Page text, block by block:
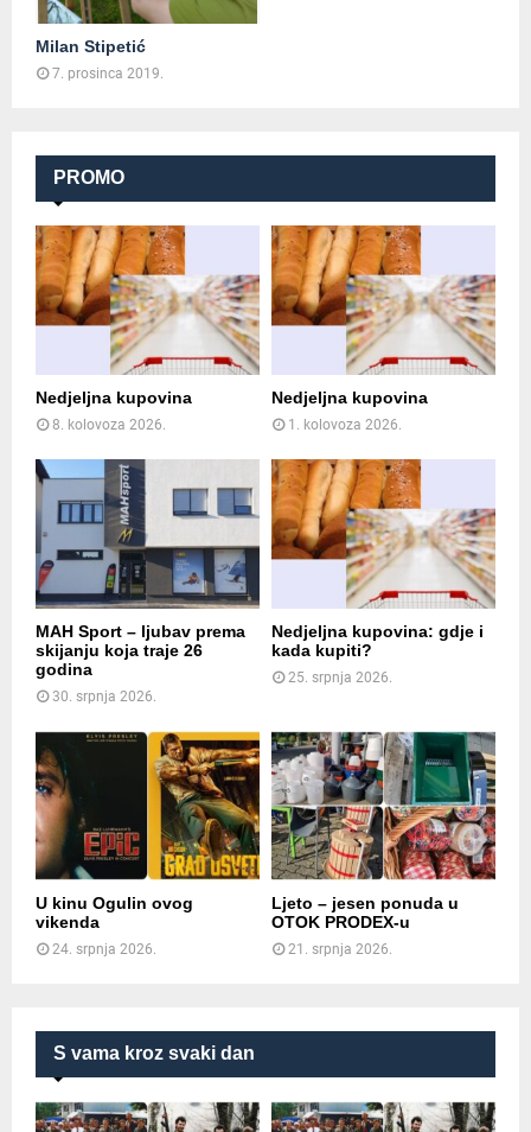
S vama kroz svaki dan
Milan Stipetić
7. prosinca 2019.
PROMO
Nedjeljna kupovina
8. kolovoza 2026.
Nedjeljna kupovina
1. kolovoza 2026.
MAH Sport – ljubav prema
skijanju koja traje 26
godina
30. srpnja 2026.
Nedjeljna kupovina: gdje i
kada kupiti?
25. srpnja 2026.
U kinu Ogulin ovog
vikenda
24. srpnja 2026.
Ljeto – jesen ponuda u
OTOK PRODEX-u
21. srpnja 2026.